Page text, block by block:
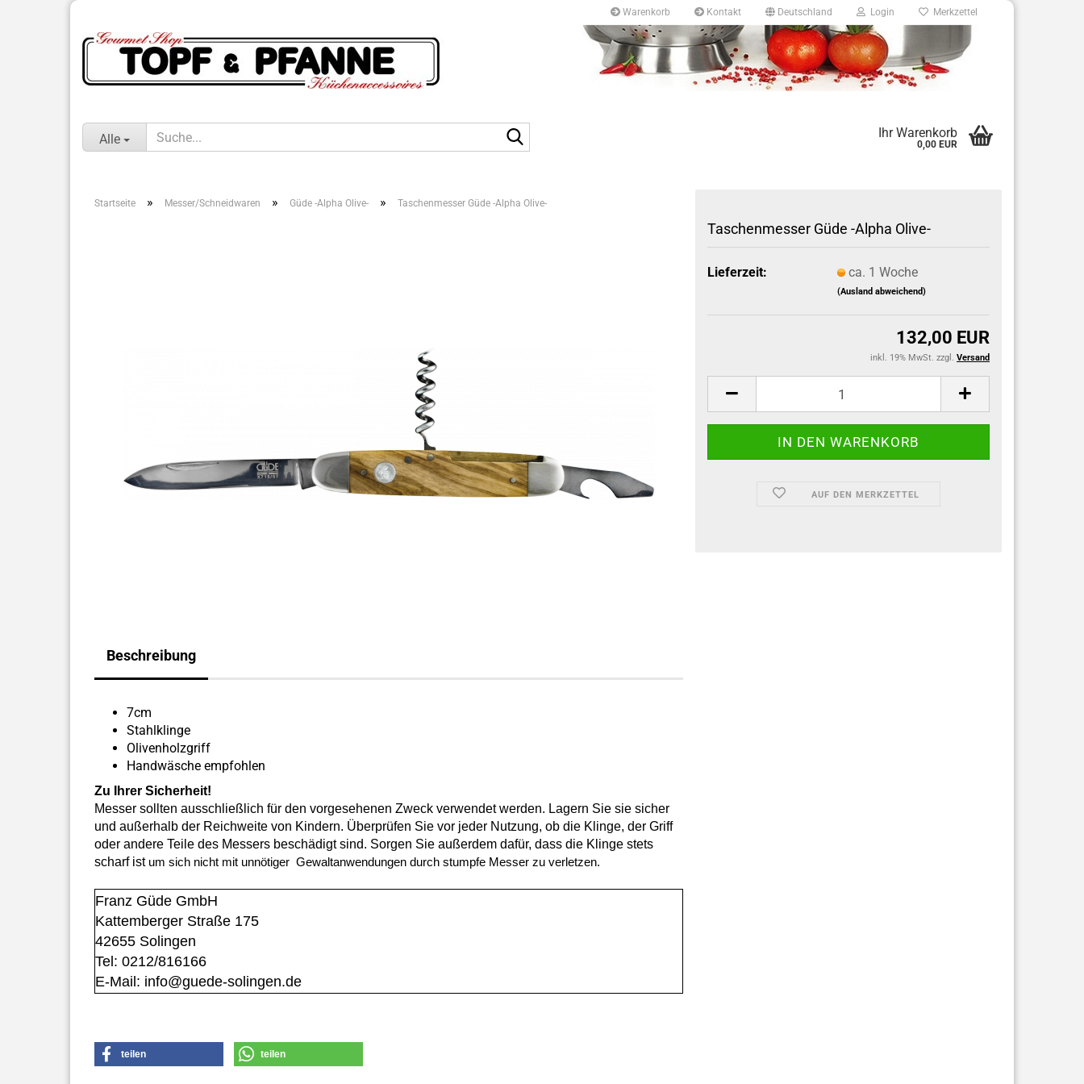
Warenkorb Kontakt Deutschland Login Merkzettel
Alle Ihr Warenkorb
0,00 EUR
Startseite » Messer/Schneidwaren » Güde -Alpha Olive- » Taschenmesser Güde -Alpha Olive-
Taschenmesser Güde -Alpha Olive-
Lieferzeit: ca. 1 Woche
(Ausland abweichend)
132,00 EUR
inkl. 19% MwSt. zzgl. Versand
AUF DEN MERKZETTEL
Beschreibung
7cm
Stahlklinge
Olivenholzgriff
Handwäsche empfohlen
Zu Ihrer Sicherheit!
Messer sollten ausschließlich für den vorgesehenen Zweck verwendet werden. Lagern Sie sie sicher
und außerhalb der Reichweite von Kindern. Überprüfen Sie vor jeder Nutzung, ob die Klinge, der Griff
oder andere Teile des Messers beschädigt sind. Sorgen Sie außerdem dafür, dass die Klinge stets
scharf ist um sich nicht mit unnötiger Gewaltanwendungen durch stumpfe Messer zu verletzen.
Franz Güde GmbH
Kattemberger Straße 175
42655 Solingen
Tel: 0212/816166
E-Mail: info@guede-solingen.de
teilen teilen